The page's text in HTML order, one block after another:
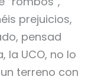
prejuicios,
pensad
la UCO, no lo
terreno con